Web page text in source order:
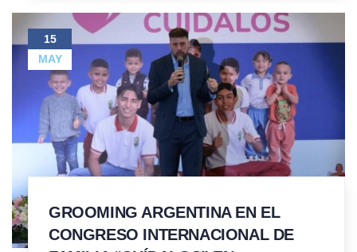
15
MAY
GROOMING ARGENTINA EN EL
CONGRESO INTERNACIONAL DE